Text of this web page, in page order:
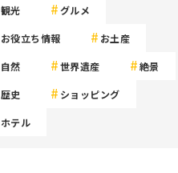
観光 グルメ
お役立ち情報 お土産
自然 世界遺産 絶景
歴史 ショッピング
ホテル